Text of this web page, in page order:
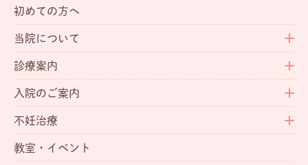
初めての方へ
当院について
診療案内
入院のご案内
不妊治療
教室・イベント